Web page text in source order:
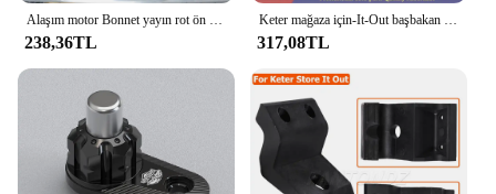
Alaşım motor Bonnet yayın rot ön ızgara kapağı kaput kilidi ford focus 2 mk2 c-max aksesuarları için mandal bağlantı kiti
238,36TL
Keter mağaza için-It-Out başbakan XL Max Ultra ark Nova bahçe açık depolama barakası kapak kilitleme mandalı değiştirme (UV
317,08TL